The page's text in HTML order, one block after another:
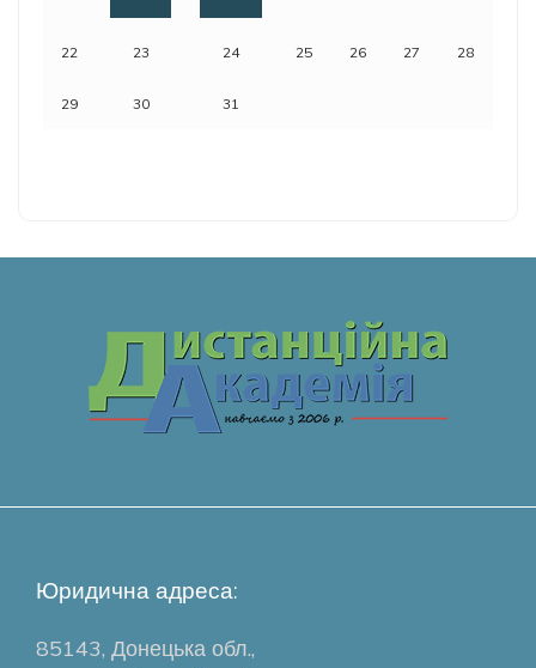
22 23 24 25 26 27 28
29 30 31
Юридична адреса:
85143, Донецька обл.,